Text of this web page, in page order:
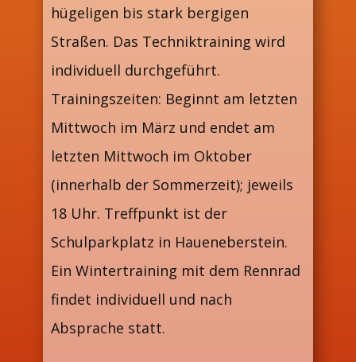
hügeligen bis stark bergigen
Straßen. Das Techniktraining wird
individuell durchgeführt.
Trainingszeiten: Beginnt am letzten
Mittwoch im März und endet am
letzten Mittwoch im Oktober
(innerhalb der Sommerzeit); jeweils
18 Uhr. Treffpunkt ist der
Schulparkplatz in Haueneberstein.
Ein Wintertraining mit dem Rennrad
findet individuell und nach
Absprache statt.